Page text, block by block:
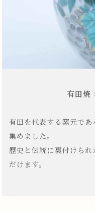
有田焼
有田を代表する窯元で
集めました。
歴史と伝統に裏付けら
だけます。